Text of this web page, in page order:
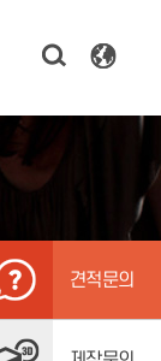
견적문의